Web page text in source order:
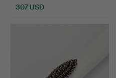
307 USD